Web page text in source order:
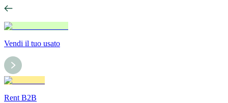
Vendi il tuo usato
Rent B2B